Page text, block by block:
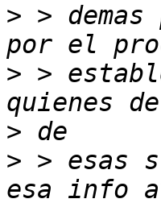
> >
> >
>
> > esas